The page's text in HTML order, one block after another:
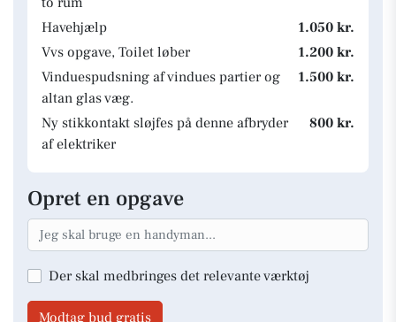
Havehjælp
1.050 kr.
Vvs opgave, Toilet løber
1.200 kr.
Vinduespudsning af vindues partier og
altan glas væg.
1.500 kr.
Ny stikkontakt sløjfes på denne afbryder
af elektriker
800 kr.
Opret en opgave
Der skal medbringes det relevante værktøj
Modtag bud gratis